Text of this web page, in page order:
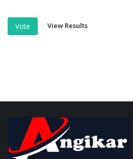
Vote View Results